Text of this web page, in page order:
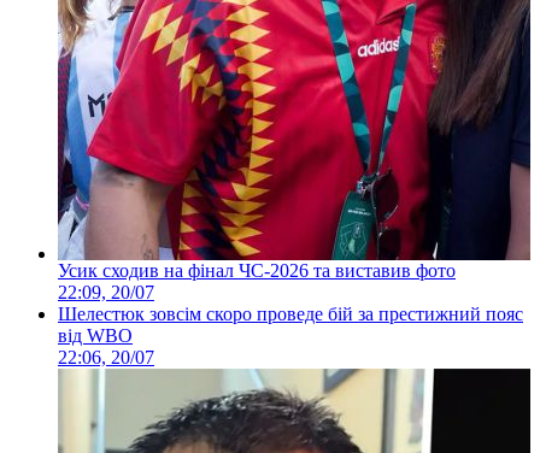
Усик сходив на фінал ЧС-2026 та виставив фото
22:09, 20/07
Шелестюк зовсім скоро проведе бій за престижний пояс
від WBO
22:06, 20/07